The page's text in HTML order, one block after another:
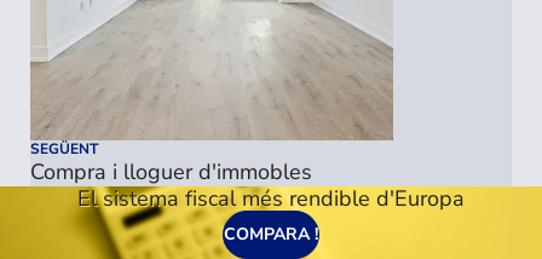
SEGÜENT
Compra i lloguer d'immobles
El sistema fiscal més rendible d'Europa
COMPARA !